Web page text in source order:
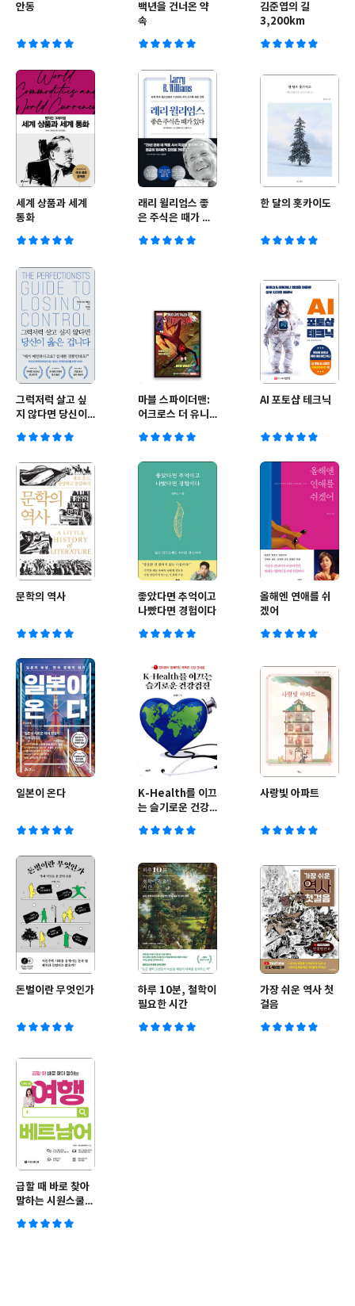
안동
백년을 건너온 약
속
김준엽의 길
3,200km
세계 상품과 세계
통화
래리 윌리엄스 좋
은 주식은 때가 있
한 달의 홋카이도
그럭저럭 살고 싶
지 않다면 당신이
마블 스파이더맨:
어크로스 더 유니
터 #5-오마주
AI 포토샵 테크닉
문학의 역사
좋았다면 추억이고
나빴다면 경험이다
올해엔 연애를 쉬
겠어
일본이 온다
K-Health를 이끄
는 슬기로운 건강
사랑빛 아파트
돈벌이란 무엇인가
하루 10분, 철학이
필요한 시간
가장 쉬운 역사 첫
걸음
급할 때 바로 찾아
말하는 시원스쿨